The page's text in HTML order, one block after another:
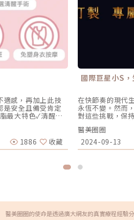
適感，再加上此技
是安全且備受肯定
最大特色✓清醒手
是5mm，但顯微
有隨著時間慢慢消
顯的地方。✓恢復
脂技術可以做到深
文章介紹》文章轉
1886 收藏
國際巨星小S
在快節奏的現代
永恆不變。然而
對這些挑戰，保
能融入日常生活
女性對專業且不
和滿足感。長
是實現這願望的
長時間進行美容
打擾日常生活即
疼痛感輕微，「
樂圈中一直以青
並且已經是三個
醫美圈圈
2024-09-13
醫美圈圈的使命是透過廣大網友的真實療程經驗